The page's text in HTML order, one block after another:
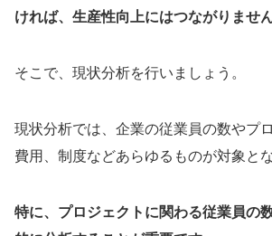
ければ、生産性向上にはつながりません
そこで、現状分析を行いましょう。
現状分析では、企業の従業員の数やプ
費用、制度などあらゆるものが対象とな
特に、プロジェクトに関わる従業員の